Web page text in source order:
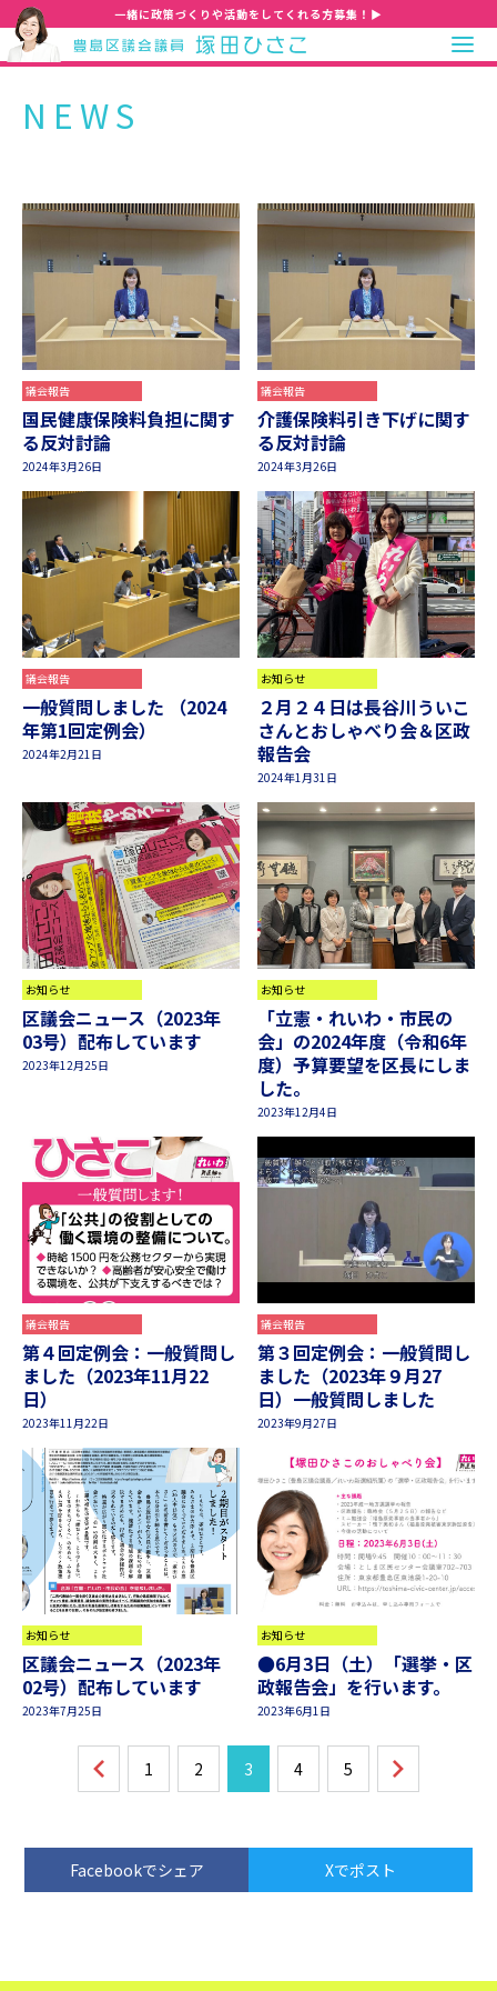
一緒に政策づくりや活動をしてくれる方募集！▶
NEWS
議会報告
国民健康保険料負担に関す
る反対討論
2024年3月26日
議会報告
介護保険料引き下げに関す
る反対討論
2024年3月26日
議会報告
一般質問しました （2024
年第1回定例会）
2024年2月21日
お知らせ
２月２４日は長谷川ういこ
さんとおしゃべり会＆区政
報告会
2024年1月31日
お知らせ
区議会ニュース（2023年
03号）配布しています
2023年12月25日
お知らせ
「立憲・れいわ・市民の
会」の2024年度（令和6年
度）予算要望を区長にしま
した。
2023年12月4日
議会報告
第４回定例会：一般質問し
ました（2023年11月22
日）
2023年11月22日
議会報告
第３回定例会：一般質問し
ました（2023年９月27
日）一般質問しました
2023年9月27日
お知らせ
区議会ニュース（2023年
02号）配布しています
2023年7月25日
お知らせ
●6月3日（土）「選挙・区
政報告会」を行います。
2023年6月1日
1 2 3 4 5
Facebookでシェア Xでポスト